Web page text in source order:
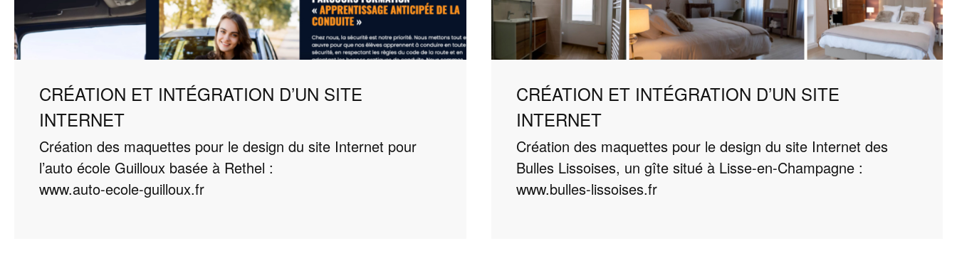
CRÉATION ET INTÉGRATION D’UN SITE
INTERNET
Création des maquettes pour le design du site Internet pour
l’auto école Guilloux basée à Rethel :
www.auto-ecole-guilloux.fr
CRÉATION ET INTÉGRATION D’UN SITE
INTERNET
Création des maquettes pour le design du site Internet des
Bulles Lissoises, un gîte situé à Lisse-en-Champagne :
www.bulles-lissoises.fr